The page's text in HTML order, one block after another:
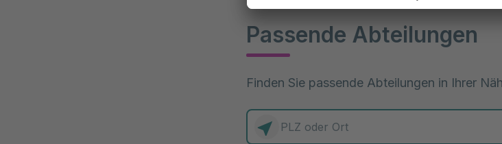
Passende Abteilungen
Finden Sie passende Abteilungen in Ihrer